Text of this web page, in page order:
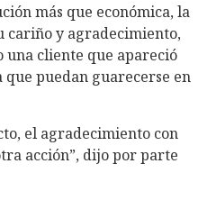
más que económica, la
cariño y agradecimiento,
una cliente que apareció
que puedan guarecerse en
el agradecimiento con
acción”, dijo por parte